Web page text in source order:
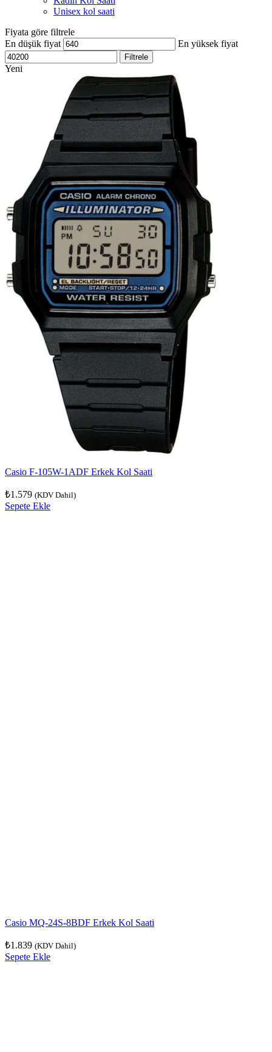
Unisex kol saati
Fiyata göre filtrele
En düşük fiyat
En yüksek fiyat
Filtrele
Yeni
Casio F-105W-1ADF Erkek Kol Saati
₺1.579 (KDV Dahil)
Sepete Ekle
Casio MQ-24S-8BDF Erkek Kol Saati
₺1.839 (KDV Dahil)
Sepete Ekle